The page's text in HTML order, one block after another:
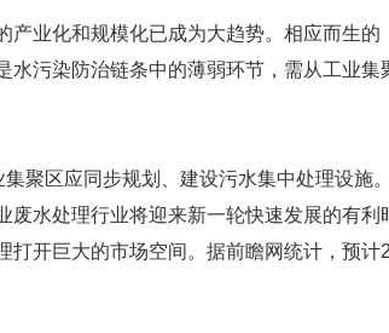
业化和规模化已成为大趋势。相应而生的
水污染防治链条中的薄弱环节，需从工业
聚区应同步规划、建设污水集中处理设施
废水处理行业将迎来新一轮快速发展的有
打开巨大的市场空间。据前瞻网统计，预